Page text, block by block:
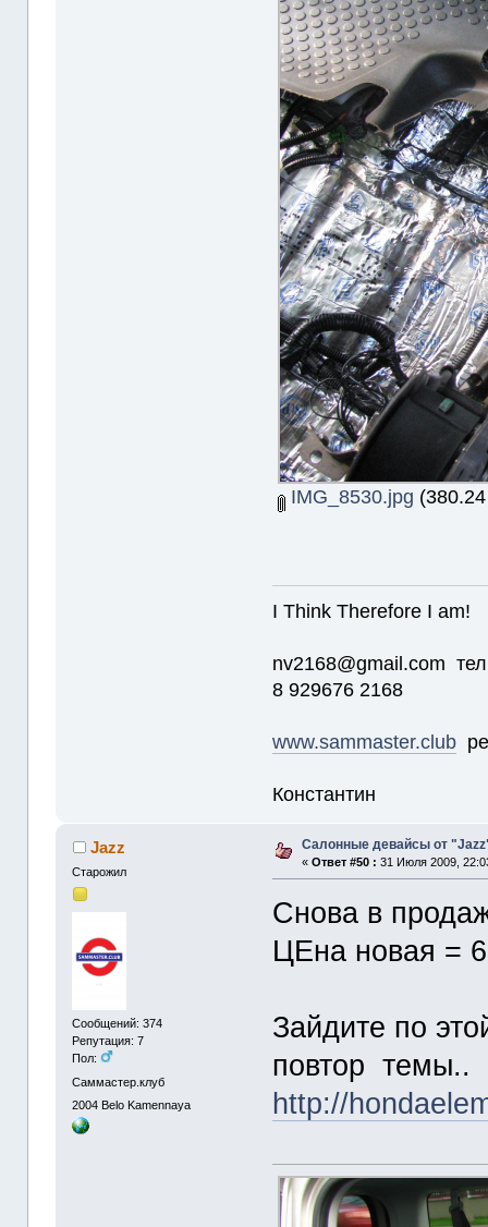
IMG_8530.jpg
I Think Therefore I am!
nv2168@gmail.com
8 929676 2168
www.sammaster.club
Константин
Jazz
Старожил
Сообщений: 374
Репутация: 7
Пол:
Саммастер.клуб
2004 Belo Kamennaya
Салонные девайсы от
«Ответ #50 : 31 Июля 2009,
Снова в
ЦЕна новая =
Зайдите по
повтор темы..
http://